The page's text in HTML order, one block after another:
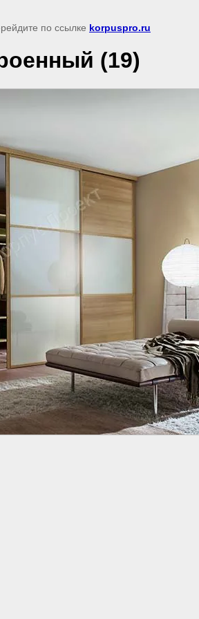
по ссылке korpuspro.ru
(19)